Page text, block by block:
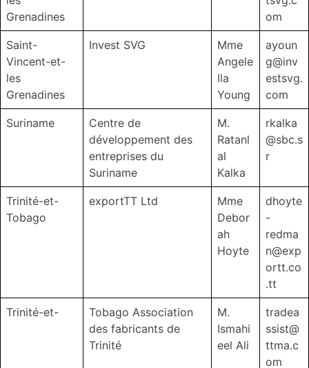
Grenadines
om
Saint-
Vincent-et-
les
Grenadines
Invest SVG
Mme
Angele
lla
Young
ayoun
g@inv
estsvg.
com
Suriname
Centre de
développement des
entreprises du
Suriname
M.
Ratanl
al
Kalka
rkalka
@sbc.s
r
Trinité-et-
Tobago
exportTT Ltd
Mme
Debor
ah
Hoyte
dhoyte
-
redma
n@exp
ortt.co
.tt
Trinité-et-
Tobago Association
des fabricants de
Trinité
M.
Ismahi
eel Ali
tradea
ssist@
ttma.c
om